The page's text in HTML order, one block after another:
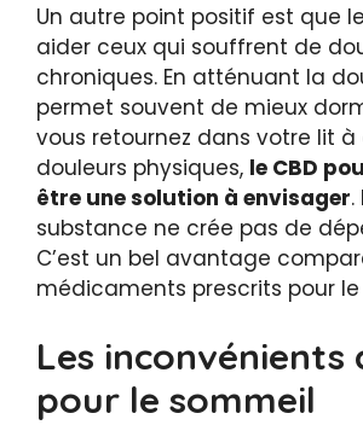
Un autre point positif est que
aider ceux qui souffrent de
chroniques. En atténuant la
permet souvent de mieux
vous retournez dans votre lit
douleurs physiques, le CBD
être une solution à envisager
substance ne crée pas de
C’est un bel avantage
médicaments prescrits pour
Les inconvénients
pour le sommeil